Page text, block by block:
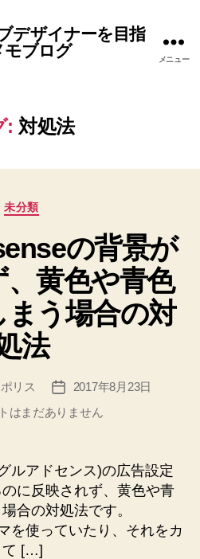
デザイナーを目指
モブログ
メニュー
: 対処法
カ
ゴ
リ
未分類
の背景が
黄色や青色
う場合の対
法
リス
投
稿
日
2017年8月23日
はまだありません
ルアドセンス)の広告設定
に反映されず、黄色や青
合の対処法です。
を使っていたり、それをカ
て […]